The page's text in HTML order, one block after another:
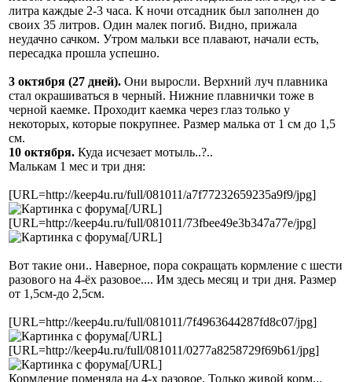
литра каждые 2-3 часа. К ночи отсадник был заполнен до
своих 35 литров. Один малек погиб. Видно, прижала
неудачно сачком. Утром мальки все плавают, начали есть,
пересадка прошла успешно.
3 октября (27 дней). Они выросли. Верхний луч плавника
стал окрашиваться в черный. Нижние плавнички тоже в
черной каемке. Проходит каемка через глаз только у
некоторых, которые покрупнее. Размер малька от 1 см до 1,5
см.
10 октября. Куда исчезает мотыль..?..
Малькам 1 мес и три дня:
[URL=http://keep4u.ru/full/081011/a7f77232659235a9f9/jpg]
[/URL]
[URL=http://keep4u.ru/full/081011/73fbee49e3b347a77e/jpg]
[/URL]
Вот такие они.. Наверное, пора сокращать кормление с шести
разового на 4-ёх разовое.... Им здесь месяц и три дня. Размер
от 1,5см-до 2,5см.
[URL=http://keep4u.ru/full/081011/7f4963644287fd8c07/jpg]
[/URL]
[URL=http://keep4u.ru/full/081011/0277a8258729f69b61/jpg]
[/URL]
Кормление поменяла на 4-х разовое. Только живой корм...